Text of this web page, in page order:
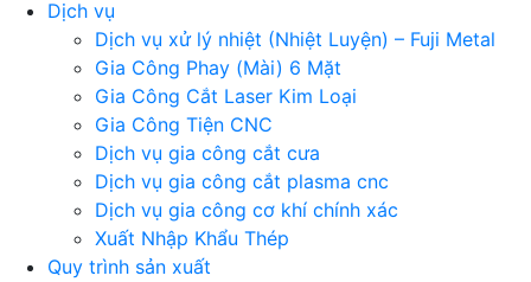
Dịch vụ
Dịch vụ xử lý nhiệt (Nhiệt Luyện) – Fuji Metal
Gia Công Phay (Mài) 6 Mặt
Gia Công Cắt Laser Kim Loại
Gia Công Tiện CNC
Dịch vụ gia công cắt cưa
Dịch vụ gia công cắt plasma cnc
Dịch vụ gia công cơ khí chính xác
Xuất Nhập Khẩu Thép
Quy trình sản xuất